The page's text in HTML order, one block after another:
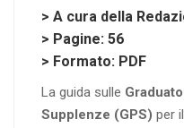
> A cura della
> Pagine: 56
> Formato: PDF
La guida sulle
Supplenze (GPS) per